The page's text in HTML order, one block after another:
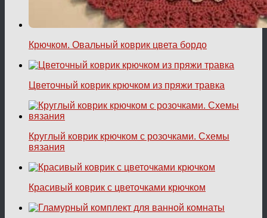
Крючком. Овальный коврик цвета бордо
Цветочный коврик крючком из пряжи травка
Круглый коврик крючком с розочками. Схемы
вязания
Красивый коврик с цветочками крючком